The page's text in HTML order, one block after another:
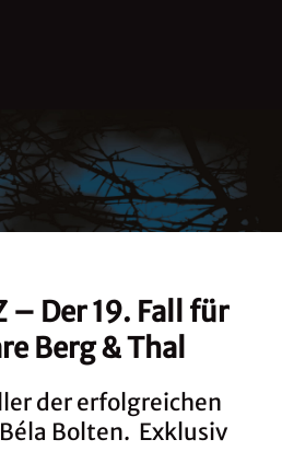
– Der 19. Fall für
Berg & Thal
der erfolgreichen
Bolten. Exklusiv